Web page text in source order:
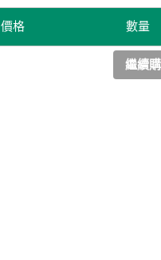
價格 數量